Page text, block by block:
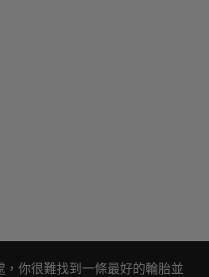
你很難找到一條最好的輪胎並